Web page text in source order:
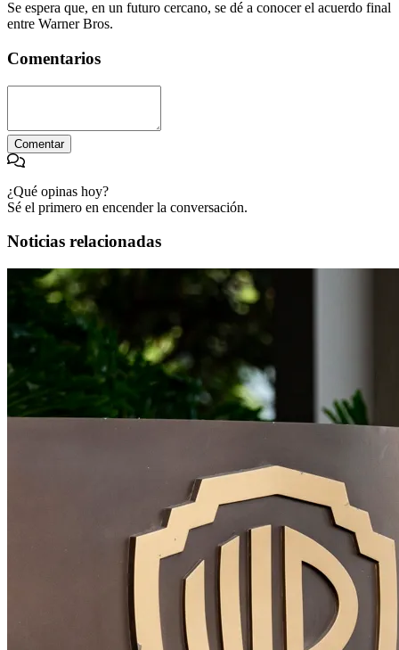
Se espera que, en un futuro cercano, se dé a conocer el acuerdo final
entre Warner Bros.
Comentarios
Comentar
¿Qué opinas hoy?
Sé el primero en encender la conversación.
Noticias relacionadas